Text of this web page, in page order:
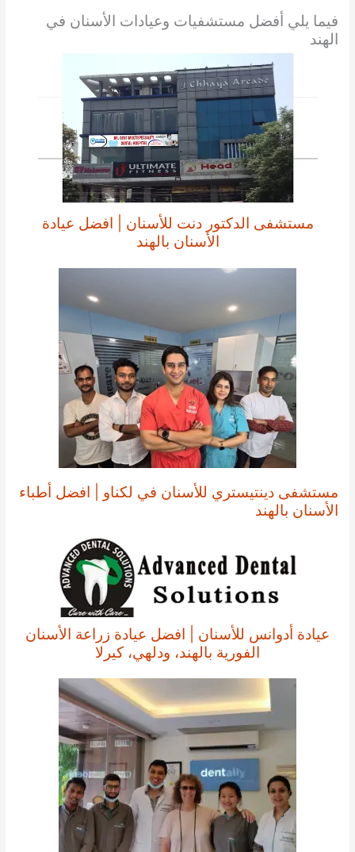
فيما يلي أفضل مستشفيات وعيادات الأسنان في
الهند
مستشفى الدكتور دنت للأسنان | افضل عيادة
الأسنان بالهند
مستشفى دينتيستري للأسنان في لكناو | افضل أطباء
الأسنان بالهند
عيادة أدوانس للأسنان | افضل عيادة زراعة الأسنان
الفورية بالهند، ودلهي، كيرلا